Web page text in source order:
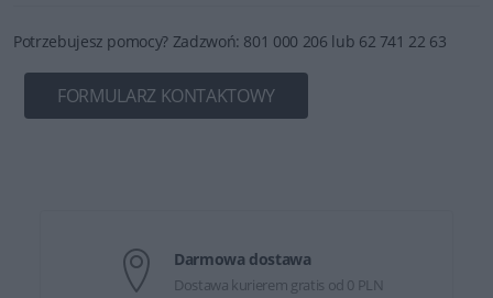
Potrzebujesz pomocy? Zadzwoń: 801 000 206 lub 62 741 22 63
FORMULARZ KONTAKTOWY
Darmowa dostawa
Dostawa kurierem gratis od 0 PLN